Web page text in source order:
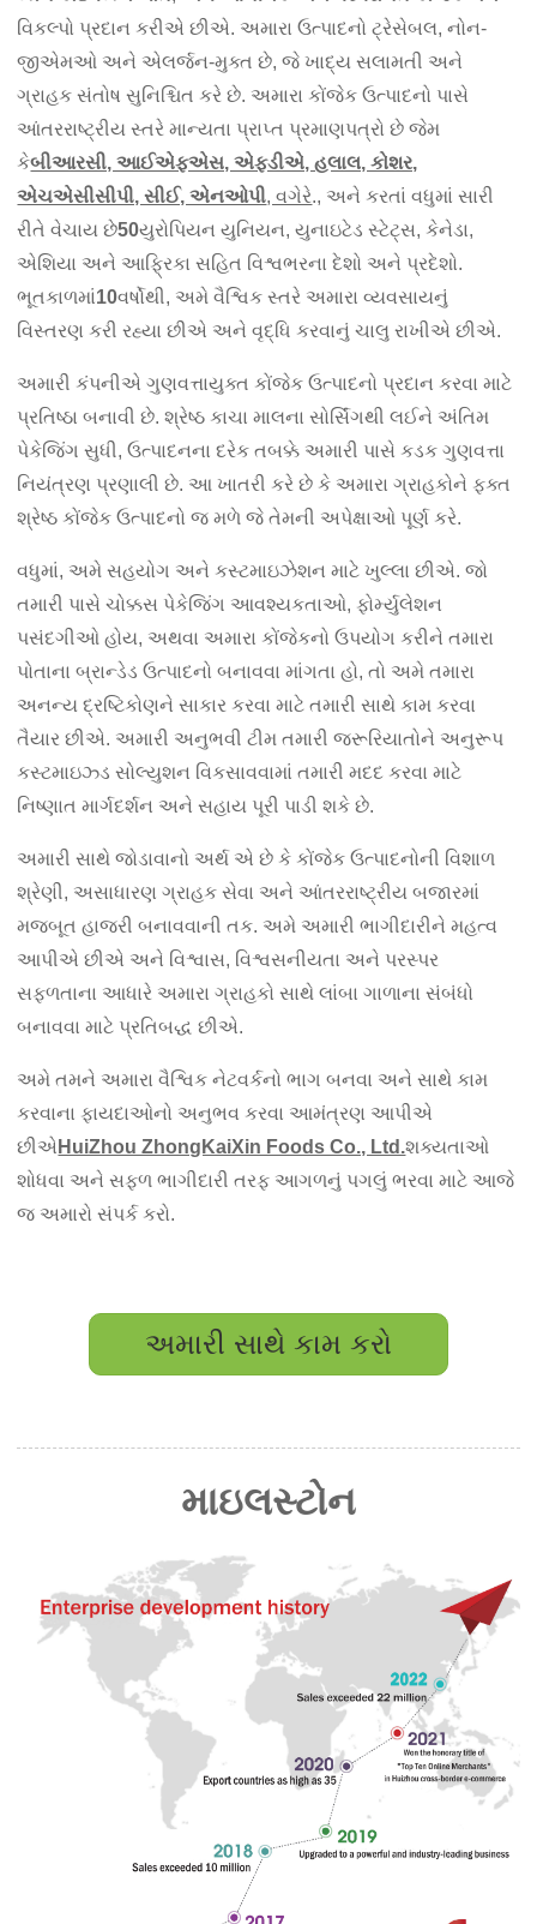
વિકલ્પો પ્રદાન કરીએ છીએ. અમારા ઉત્પાદનો ટ્રેસેબલ, નોન-
જીએમઓ અને એલર્જન-મુક્ત છે, જે ખાદ્ય સલામતી અને
ગ્રાહક સંતોષ સુનિશ્ચિત કરે છે. અમારા કોંજેક ઉત્પાદનો પાસે
આંતરરાષ્ટ્રીય સ્તરે માન્યતા પ્રાપ્ત પ્રમાણપત્રો છે જેમ
કેબીઆરસી, આઈએફએસ, એફડીએ, હલાલ, કોશર,
એચએસીસીપી, સીઈ, એનઓપી, વગેરે., અને કરતાં વધુમાં સારી
રીતે વેચાય છે50યુરોપિયન યુનિયન, યુનાઇટેડ સ્ટેટ્સ, કેનેડા,
એશિયા અને આફ્રિકા સહિત વિશ્વભરના દેશો અને પ્રદેશો.
ભૂતકાળમાં10વર્ષોથી, અમે વૈશ્વિક સ્તરે અમારા વ્યવસાયનું
વિસ્તરણ કરી રહ્યા છીએ અને વૃદ્ધિ કરવાનું ચાલુ રાખીએ છીએ.
અમારી કંપનીએ ગુણવત્તાયુક્ત કોંજેક ઉત્પાદનો પ્રદાન કરવા માટે
પ્રતિષ્ઠા બનાવી છે. શ્રેષ્ઠ કાચા માલના સોર્સિંગથી લઈને અંતિમ
પેકેજિંગ સુધી, ઉત્પાદનના દરેક તબક્કે અમારી પાસે કડક ગુણવત્તા
નિયંત્રણ પ્રણાલી છે. આ ખાતરી કરે છે કે અમારા ગ્રાહકોને ફક્ત
શ્રેષ્ઠ કોંજેક ઉત્પાદનો જ મળે જે તેમની અપેક્ષાઓ પૂર્ણ કરે.
વધુમાં, અમે સહયોગ અને કસ્ટમાઇઝેશન માટે ખુલ્લા છીએ. જો
તમારી પાસે ચોક્કસ પેકેજિંગ આવશ્યકતાઓ, ફોર્મ્યુલેશન
પસંદગીઓ હોય, અથવા અમારા કોંજેકનો ઉપયોગ કરીને તમારા
પોતાના બ્રાન્ડેડ ઉત્પાદનો બનાવવા માંગતા હો, તો અમે તમારા
અનન્ય દ્રષ્ટિકોણને સાકાર કરવા માટે તમારી સાથે કામ કરવા
તૈયાર છીએ. અમારી અનુભવી ટીમ તમારી જરૂરિયાતોને અનુરૂપ
કસ્ટમાઇઝ્ડ સોલ્યુશન વિકસાવવામાં તમારી મદદ કરવા માટે
નિષ્ણાત માર્ગદર્શન અને સહાય પૂરી પાડી શકે છે.
અમારી સાથે જોડાવાનો અર્થ એ છે કે કોંજેક ઉત્પાદનોની વિશાળ
શ્રેણી, અસાધારણ ગ્રાહક સેવા અને આંતરરાષ્ટ્રીય બજારમાં
મજબૂત હાજરી બનાવવાની તક. અમે અમારી ભાગીદારીને મહત્વ
આપીએ છીએ અને વિશ્વાસ, વિશ્વસનીયતા અને પરસ્પર
સફળતાના આધારે અમારા ગ્રાહકો સાથે લાંબા ગાળાના સંબંધો
બનાવવા માટે પ્રતિબદ્ધ છીએ.
અમે તમને અમારા વૈશ્વિક નેટવર્કનો ભાગ બનવા અને સાથે કામ
કરવાના ફાયદાઓનો અનુભવ કરવા આમંત્રણ આપીએ
છીએ HuiZhou ZhongKaiXin Foods Co., Ltd.શક્યતાઓ
શોધવા અને સફળ ભાગીદારી તરફ આગળનું પગલું ભરવા માટે આજે
જ અમારો સંપર્ક કરો.
અમારી સાથે કામ કરો
માઇલસ્ટોન